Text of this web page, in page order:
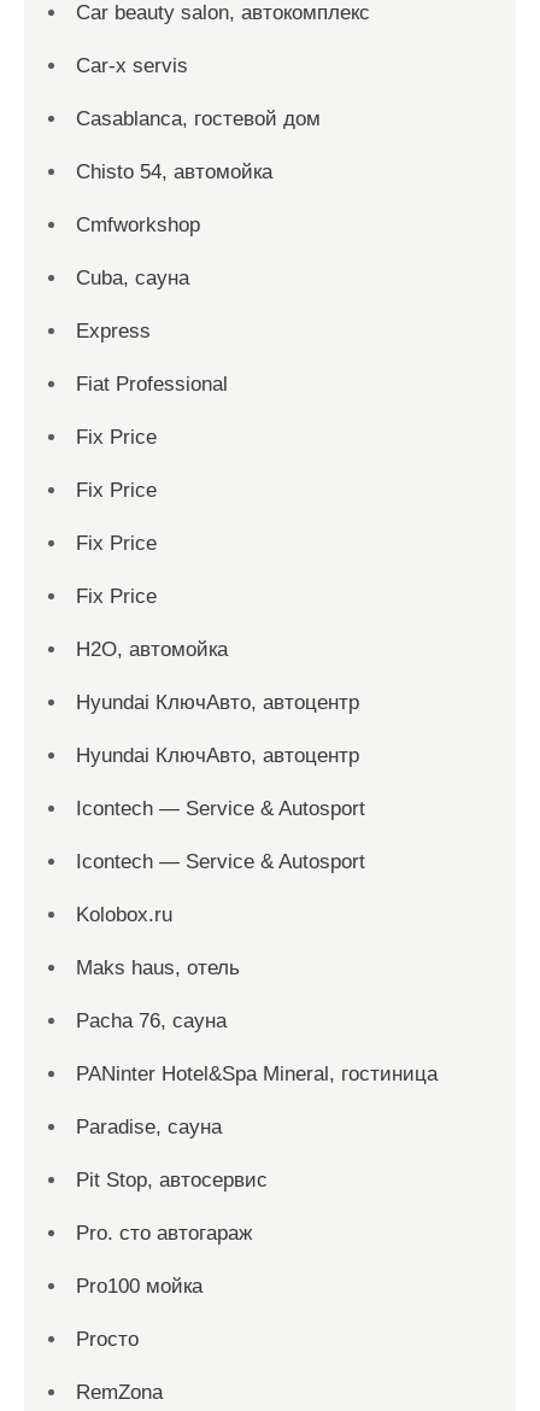
Car beauty salon, автокомплекс
Car-x servis
Casablanca, гостевой дом
Chisto 54, автомойка
Cmfworkshop
Cuba, сауна
Express
Fiat Professional
Fix Price
Fix Price
Fix Price
Fix Price
H2O, автомойка
Hyundai КлючАвто, автоцентр
Hyundai КлючАвто, автоцентр
Icontech — Service & Autosport
Icontech — Service & Autosport
Kolobox.ru
Maks haus, отель
Pacha 76, сауна
PANinter Hotel&Spa Mineral, гостиница
Paradise, сауна
Pit Stop, автосервис
Pro. cтo автогараж
Pro100 мойка
Proсто
RemZona